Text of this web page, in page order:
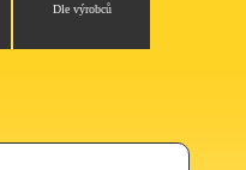
Dle výrobců